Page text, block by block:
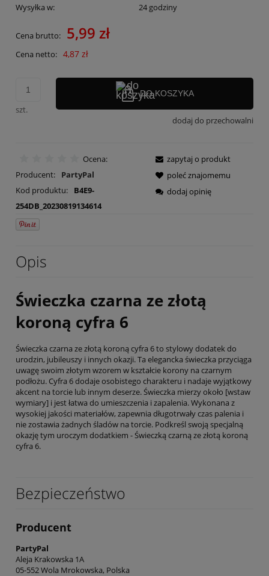
Wysyłka w:
24 godziny
Cena brutto: 5,99 zł
Cena netto: 4,87 zł
szt.
DO KOSZYKA
dodaj do przechowalni
Ocena:
Producent:
PartyPal
Kod produktu:
B4E9-
254DB_20230819134614
zapytaj o produkt
poleć znajomemu
dodaj opinię
Opis
Świeczka czarna ze złotą
koroną cyfra 6
Świeczka czarna ze złotą koroną cyfra 6 to stylowy dodatek do
urodzin, jubileuszy i innych okazji. Ta elegancka świeczka przyciąga
uwagę swoim złotym wzorem w kształcie korony na czarnym
podłożu. Cyfra 6 dodaje osobistego charakteru i nadaje wyjątkowy
akcent na torcie lub innym deserze. Świeczka mierzy około [wstaw
wymiary] i jest łatwa do umieszczenia i zapalenia. Wykonana z
wysokiej jakości materiałów, zapewnia długotrwały czas palenia i
nie zostawia żadnych śladów na torcie. Podkreśl swoją specjalną
okazję tym uroczym dodatkiem - Świeczką czarną ze złotą koroną
cyfra 6.
Bezpieczeństwo
Producent
PartyPal
Aleja Krakowska 1A
05-552 Wola Mrokowska, Polska